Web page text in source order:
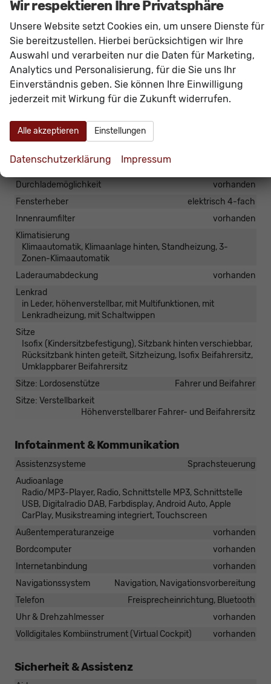
serienmäßige
elektrische Standklimatisierung
(Standheizung und Standkühlung, je nach
Funktionalität programmierbar oder per App)
Eine kraftstoffbetriebene Heizung mit separater
Funkfernbedienung ist nicht verbaut.
Ambiente-Beleuchtung
Doppelter Laderaumboden
Durchlademöglichkeit
vorhanden
Fensterheber
elektrisch 4-fach
Innenraumfilter
vorhanden
Klimatisierung
Klimaautomatik, Klimaanlage hinten, Standheizung, 3-
Zonen-Klimaautomatik
Laderaumabdeckung
vorhanden
Lenkrad
in Leder, höhenverstellbar, mit Multifunktionen, mit
Lenkradheizung, mit Schaltwippen
Sitze
Isofix (Kindersitzbefestigung), Sitzbank hinten verschiebbar,
Rücksitzbank hinten geteilt, Sitzheizung, Isofix Beifahrersitz,
Umklappbarer Beifahrersitz
Sitze: Lordosenstütze
Fahrer und Beifahrer
Sitze: Verstellbarkeit
Höhenverstellbarer Fahrer- und Beifahrersitz
Infotainment & Kommunikation
Assistenzsysteme
Sprachsteuerung
Audioanlage
Radio/MP3-Player, Radio, Schnittstelle MP3, Schnittstelle
USB, Digitalradio DAB, Farbdisplay, Android Auto, Apple
CarPlay, Musikstreaming integriert, Touchscreen
Außentemperaturanzeige
vorhanden
Bordcomputer
vorhanden
Internetanbindung
vorhanden
Navigationssystem
Navigation, Navigationsvorbereitung
Telefon
Freisprecheinrichtung, Bluetooth
Uhr & Drehzahlmesser
vorhanden
Volldigitales Kombiinstrument (Virtual Cockpit)
vorhanden
Sicherheit & Assistenz
Wir respektieren Ihre Privatsphäre
Unsere Website setzt Cookies ein, um unsere Dienste für
Sie bereitzustellen. Hierbei berücksichtigen wir Ihre
Auswahl und verarbeiten nur die Daten für Marketing,
Analytics und Personalisierung, für die Sie uns Ihr
Einverständnis geben. Sie können Ihre Einwilligung
jederzeit mit Wirkung für die Zukunft widerrufen.
Alle akzeptieren Einstellungen
Datenschutzerklärung Impressum